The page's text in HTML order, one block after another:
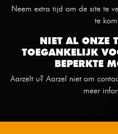
Neem extra tijd om de site te
te
NIET AL ONZE
TOEGANKELIJK
BEPERKTE
Aarzelt u? Aarzel niet om
meer